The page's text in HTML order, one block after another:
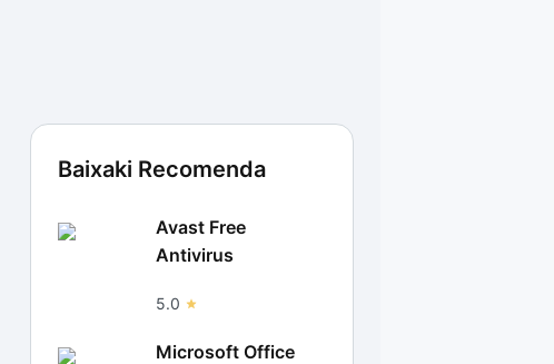
Baixaki Recomenda
Avast Free
Antivirus
5.0
Microsoft Office